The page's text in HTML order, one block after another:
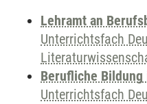
Lehramt an
Unterrichtsfach
Berufliche
Unterrichtsfach